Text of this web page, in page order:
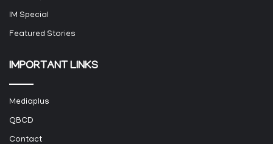
IM Special
Featured Stories
IMPORTANT LINKS
Mediaplus
QBCD
Contact